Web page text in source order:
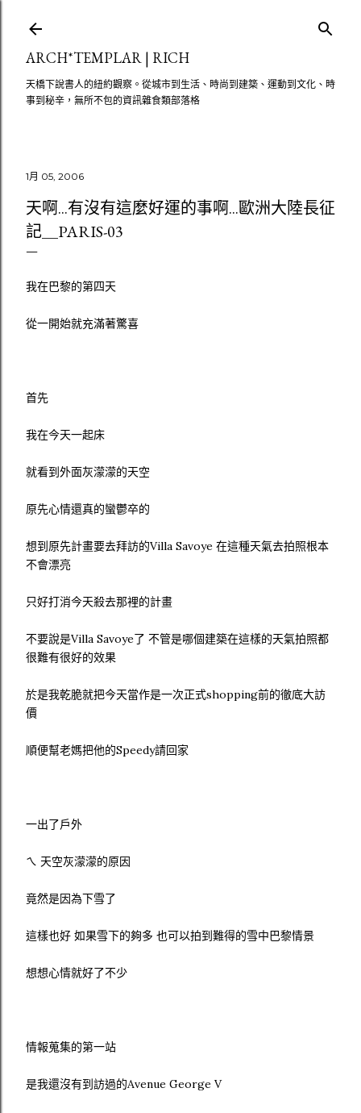
ARCH*TEMPLAR | RICH
天橋下說書人的紐約觀察。從城市到生活、時尚到建築、運動到文化、時
事到秘辛，無所不包的資訊雜食類部落格
1月 05, 2006
天啊...有沒有這麼好運的事啊...歐洲大陸長征
記＿PARIS-03
我在巴黎的第四天
從一開始就充滿著驚喜
首先
我在今天一起床
就看到外面灰濛濛的天空
原先心情還真的蠻鬱卒的
想到原先計畫要去拜訪的Villa Savoye 在這種天氣去拍照根本
不會漂亮
只好打消今天殺去那裡的計畫
不要說是Villa Savoye了 不管是哪個建築在這樣的天氣拍照都
很難有很好的效果
於是我乾脆就把今天當作是一次正式shopping前的徹底大訪
價
順便幫老媽把他的Speedy請回家
一出了戶外
ㄟ 天空灰濛濛的原因
竟然是因為下雪了
這樣也好 如果雪下的夠多 也可以拍到難得的雪中巴黎情景
想想心情就好了不少
情報蒐集的第一站
是我還沒有到訪過的Avenue George V